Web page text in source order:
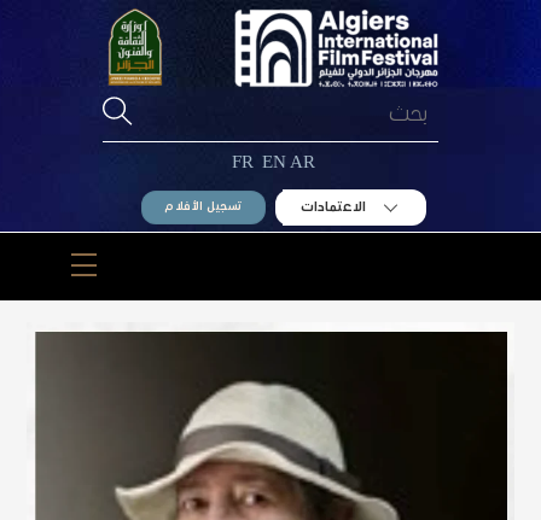
AR
EN
FR
الاعتمادات تسجيل الأفلام
Menu